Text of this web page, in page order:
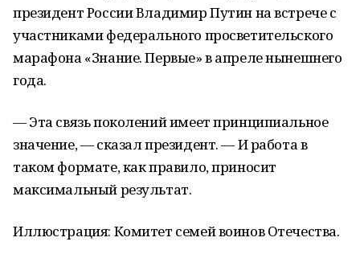
президент России Владимир Путин на встрече с
участниками федерального просветительского
марафона «Знание. Первые» в апреле нынешнего
года.
— Эта связь поколений имеет принципиальное
значение, — сказал президент. — И работа в
таком формате, как правило, приносит
максимальный результат.
Иллюстрация: Комитет семей воинов Отечества.